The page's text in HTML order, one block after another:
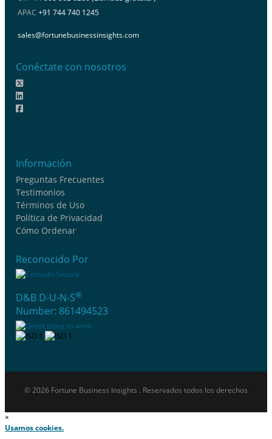
APAC +91 744 740 1245
sales@fortunebusinessinsights.com
Conéctate con nosotros
Información
Preguntas Frecuentes
Testimonios
Términos de Uso
Política de Privacidad
Cómo Ordenar
Reconocido Por
D&B D-U-N-S®
Number: 861494523
© 2026 Fortune Business Insights . Reservados todos los derechos
×
Usamos cookies.